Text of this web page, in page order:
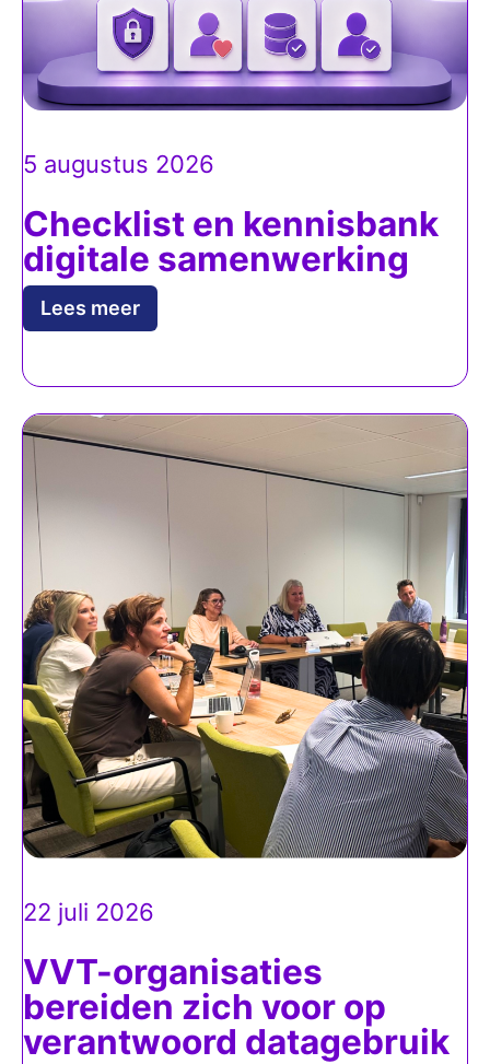
5 augustus 2026
Checklist en kennisbank
digitale samenwerking
Lees meer
22 juli 2026
VVT-organisaties
bereiden zich voor op
verantwoord datagebruik